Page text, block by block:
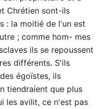
Chrétien sont-ils
: la moitié de l'un est
; comme hom- mes
ils se repoussent
différents. S'ils
égoïstes, ils
tiendraient que plus
les avilit, ce n'est pas